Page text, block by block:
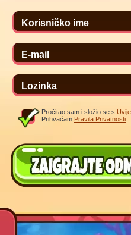
Pročitao sam i složio se s
Prihvaćam Pravila Privatnosti